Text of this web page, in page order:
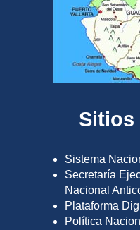
Sitios
Sistema
Secretaría
Nacional
Plataforma
Política